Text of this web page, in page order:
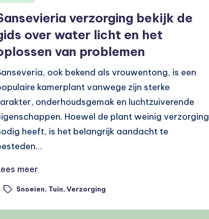
verzorging bekijk de
over water licht en het
van problemen
ook bekend als vrouwentong, is een
kamerplant vanwege zijn sterke
onderhoudsgemak en luchtzuiverende
Hoewel de plant weinig verzorging
heeft, is het belangrijk aandacht te
meer
Snoeien Tuin Verzorging